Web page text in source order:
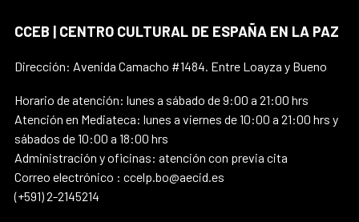
CCEB | CENTRO CULTURAL DE ESPAÑA EN LA PAZ
Dirección: Avenida Camacho #1484. Entre Loayza y Bueno
Horario de atención: lunes a sábado de 9:00 a 21:00 hrs
Atención en Mediateca: lunes a viernes de 10:00 a 21:00 hrs y
sábados de 10:00 a 18:00 hrs
Administración y oficinas: atención con previa cita
Correo electrónico : ccelp.bo@aecid.es
(+591) 2-2145214